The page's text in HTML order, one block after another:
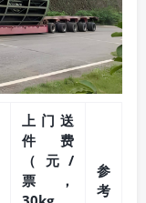
上门送
件费
（元/
票，
参
考